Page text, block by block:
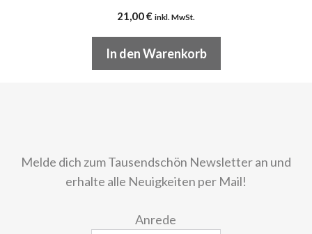
21,00€ inkl. MwSt.
In den Warenkorb
Melde dich zum Tausendschön Newsletter an und
erhalte alle Neuigkeiten per Mail!
Anrede